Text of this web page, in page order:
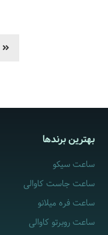
بهترین برندها
ساعت سیکو
ساعت جاست کاوالی
ساعت فره میلانو
ساعت روبرتو کاوالی